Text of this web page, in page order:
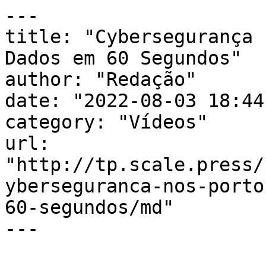
---
title: "Cybersegurança
Dados em 60 Segundos"
author: "Redação"
date: "2022-08-03
category: "Vídeos"
url:
"http://tp.scale.press/
yberseguranca-nos-
60-segundos/md"
---